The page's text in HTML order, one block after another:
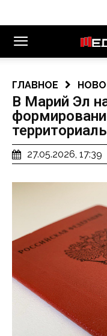
ГЛАВНОЕ
В Марий Эл
27.05.2026, 17:39